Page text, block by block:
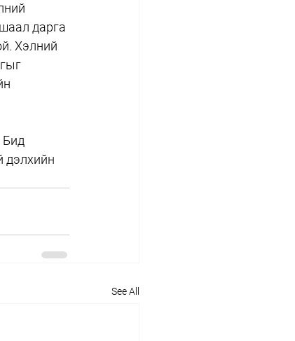
дарга
Хэлний
Бид
дэлхийн
See All